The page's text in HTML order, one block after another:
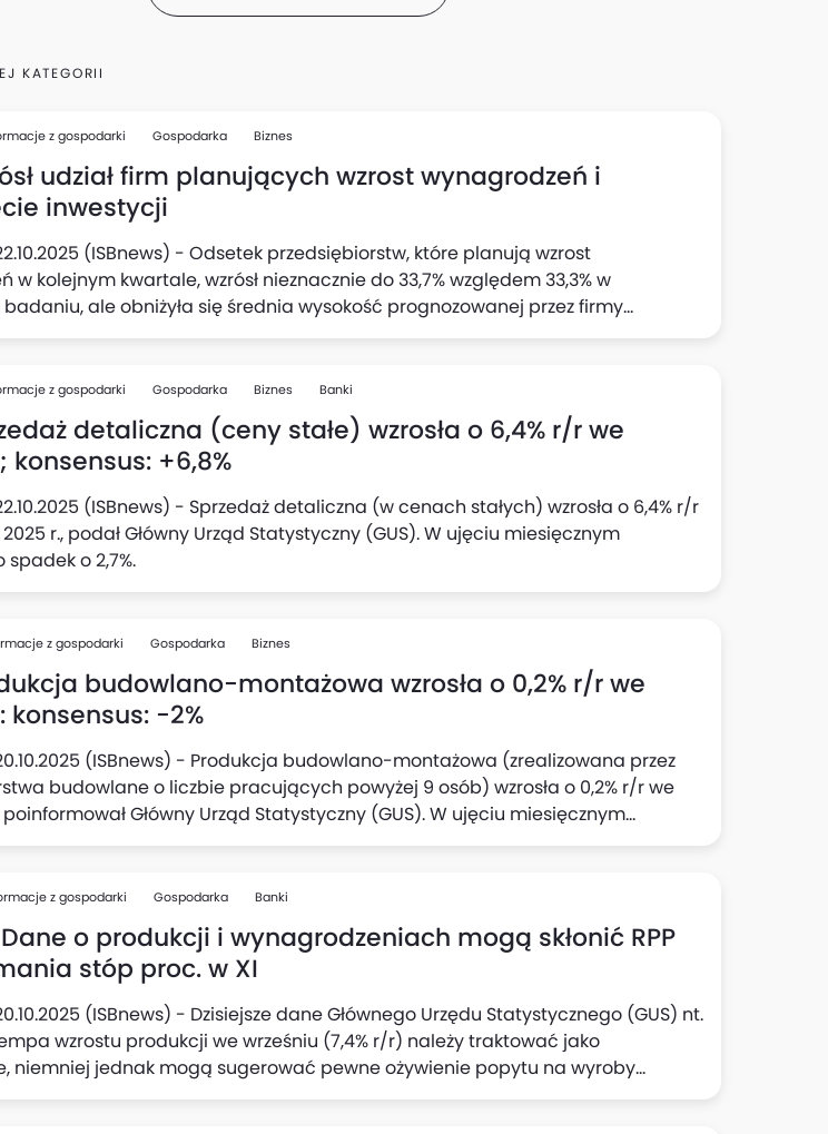
KATEGORII
z gospodarki Gospodarka Biznes
udział firm planujących wzrost wynagrodzeń i
inwestycji
(ISBnews) - Odsetek przedsiębiorstw, które planują wzrost
w kolejnym kwartale, wzrósł nieznacznie do 33,7% względem 33,3% w
ale obniżyła się średnia wysokość prognozowanej przez firmy
wobec 5,3% kwartał wcześniej), wynika z "Szybkiego Monitoringu NBP". Z
zamiar rozpoczęcia nowych inwestycji: do 23,1% względem 22% z badania w II
z gospodarki Gospodarka Biznes Banki
detaliczna (ceny stałe) wzrosła o 6,4% r/r we
konsensus: +6,8%
(ISBnews) - Sprzedaż detaliczna (w cenach stałych) wzrosła o 6,4% r/r
r., podał Główny Urząd Statystyczny (GUS). W ujęciu miesięcznym
o 2,7%.
z gospodarki Gospodarka Biznes
budowlano-montażowa wzrosła o 0,2% r/r we
konsensus: -2%
(ISBnews) - Produkcja budowlano-montażowa (zrealizowana przez
budowlane o liczbie pracujących powyżej 9 osób) wzrosła o 0,2% r/r we
Główny Urząd Statystyczny (GUS). W ujęciu miesięcznym
o 20,6%.
z gospodarki Gospodarka Banki
Dane o produkcji i wynagrodzeniach mogą skłonić RPP
stóp proc. w XI
(ISBnews) - Dzisiejsze dane Głównego Urzędu Statystycznego (GUS) nt.
wzrostu produkcji we wrześniu (7,4% r/r) należy traktować jako
niemniej jednak mogą sugerować pewne ożywienie popytu na wyroby
oceniają Adam Antoniak, Leszek Kąsek i Michał Rubaszek z Biura Analiz